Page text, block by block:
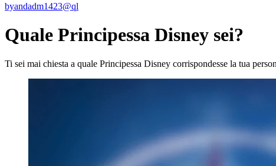
byandadm1423@ql
Quale Principessa Disney sei?
Ti sei mai chiesta a quale Principessa Disney corrispondesse la tua